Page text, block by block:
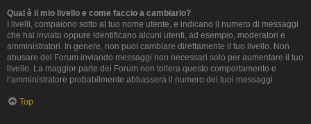
Qual è il mio livello e come faccio a cambiarlo?
I livelli, compaiono sotto al tuo nome utente, e indicano il numero di messaggi
che hai inviato oppure identificano alcuni utenti, ad esempio, moderatori e
amministratori. In genere, non puoi cambiare direttamente il tuo livello. Non
abusare del Forum inviando messaggi non necessari solo per aumentare il tuo
livello. La maggior parte dei Forum non tollera questo comportamento e
l’amministratore probabilmente abbasserà il numero dei tuoi messaggi.
Top